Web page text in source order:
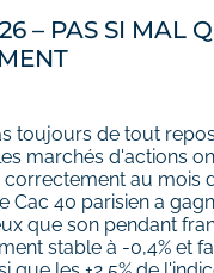
– PAS SI MAL
toujours de tout
marchés d'actions
au mois
Cac 40 parisien a
que son pendant
stable à -0,4% et